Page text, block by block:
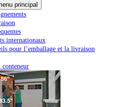
principal
internationaux
pour l’emballage et la livraison
conteneur